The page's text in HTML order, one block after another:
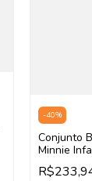
-40%
Conjunto
Minnie
Animé